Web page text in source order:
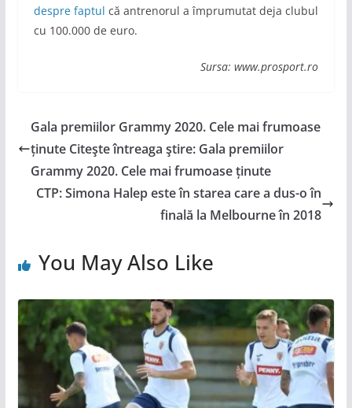
despre faptul că antrenorul a împrumutat deja clubul
cu 100.000 de euro.
Sursa: www.prosport.ro
Gala premiilor Grammy 2020. Cele mai frumoase
ținute Citeşte întreaga ştire: Gala premiilor
Grammy 2020. Cele mai frumoase ținute
CTP: Simona Halep este în starea care a dus-o în
finală la Melbourne în 2018
You May Also Like